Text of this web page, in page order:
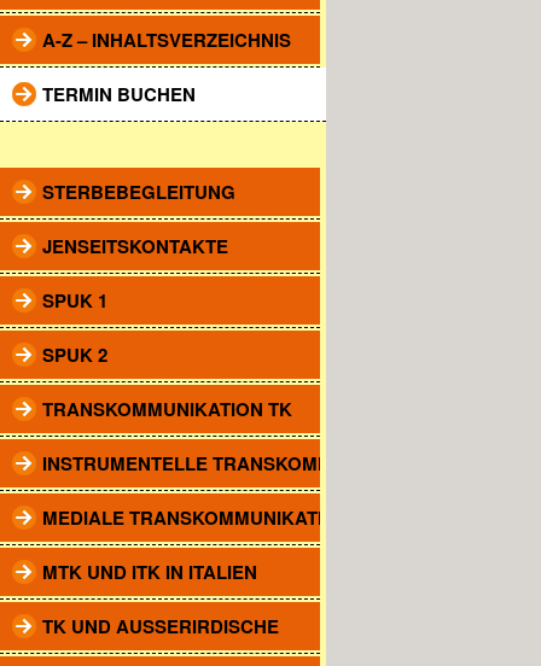
A-Z – INHALTSVERZEICHNIS
TERMIN BUCHEN
STERBEBEGLEITUNG
JENSEITSKONTAKTE
SPUK 1
SPUK 2
TRANSKOMMUNIKATION TK
INSTRUMENTELLE TRANSKOMM.
MEDIALE TRANSKOMMUNIKATION
MTK UND ITK IN ITALIEN
TK UND AUSSERIRDISCHE